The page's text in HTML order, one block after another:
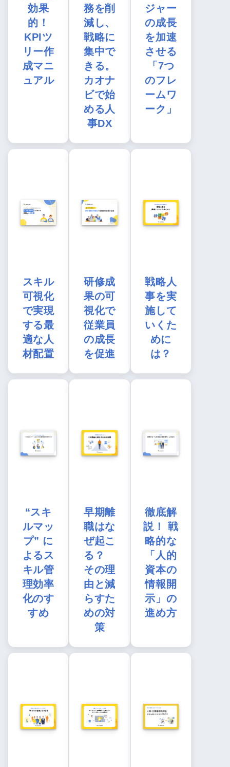
効果
的！
KPIツ
リー作
成マニ
ュアル
務を削
減し、
戦略に
集中で
きる。
カオナ
ビで始
める人
事DX
ジャー
の成長
を加速
させる
「7つ
のフレ
ームワ
ーク」
スキル
可視化
で実現
する最
適な人
材配置
研修成
果の可
視化で
従業員
の成長
を促進
戦略人
事を実
施して
いくた
めに
は？
“スキ
ルマッ
プ” に
よるス
キル管
理効率
化のす
すめ
早期離
職はな
ぜ起こ
る？
その理
由と減
らすた
めの対
策
徹底解
説！ 戦
略的な
「人的
資本の
情報開
示」の
進め方